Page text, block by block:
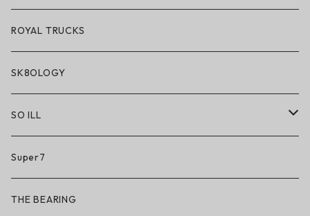
ROYAL TRUCKS
SK8OLOGY
SO ILL
So iLL
So iLL × ON THE ROAM
Super7
THE BEARING